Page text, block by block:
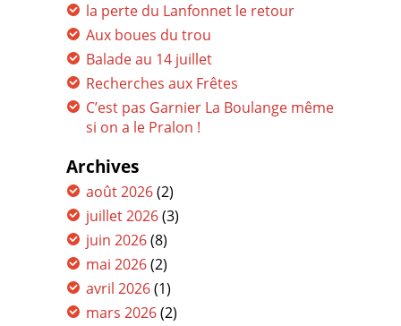
la perte du Lanfonnet le retour
Aux boues du trou
Balade au 14 juillet
Recherches aux Frêtes
C’est pas Garnier La Boulange même
si on a le Pralon !
Archives
août 2026(2)
juillet 2026(3)
juin 2026(8)
mai 2026(2)
avril 2026(1)
mars 2026(2)